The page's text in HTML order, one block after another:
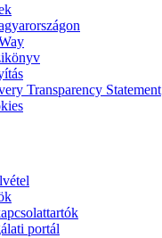
Transparency Statement
portál